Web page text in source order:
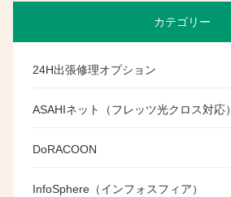
カテゴリー
24H出張修理オプション
ASAHIネット（フレッツ光クロス対応）
DoRACOON
InfoSphere（インフォスフィア）